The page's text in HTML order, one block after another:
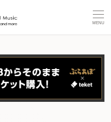
MENU